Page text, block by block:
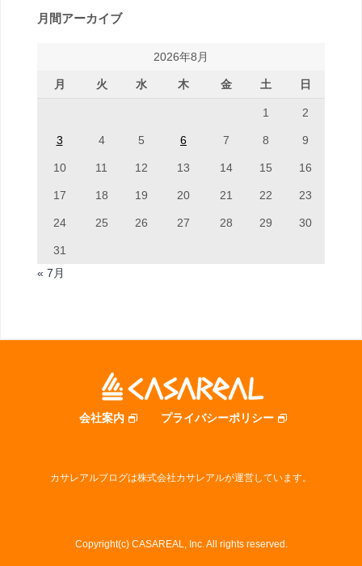
月間アーカイブ
2026年8月
月 火 水 木 金 土 日
1 2
3 4 5 6 7 8 9
10 11 12 13 14 15 16
17 18 19 20 21 22 23
24 25 26 27 28 29 30
31
« 7月
会社案内 プライバシーポリシー
カサレアルブログは株式会社カサレアルが運営しています。
Copyright(c) CASAREAL, Inc. All rights reserved.